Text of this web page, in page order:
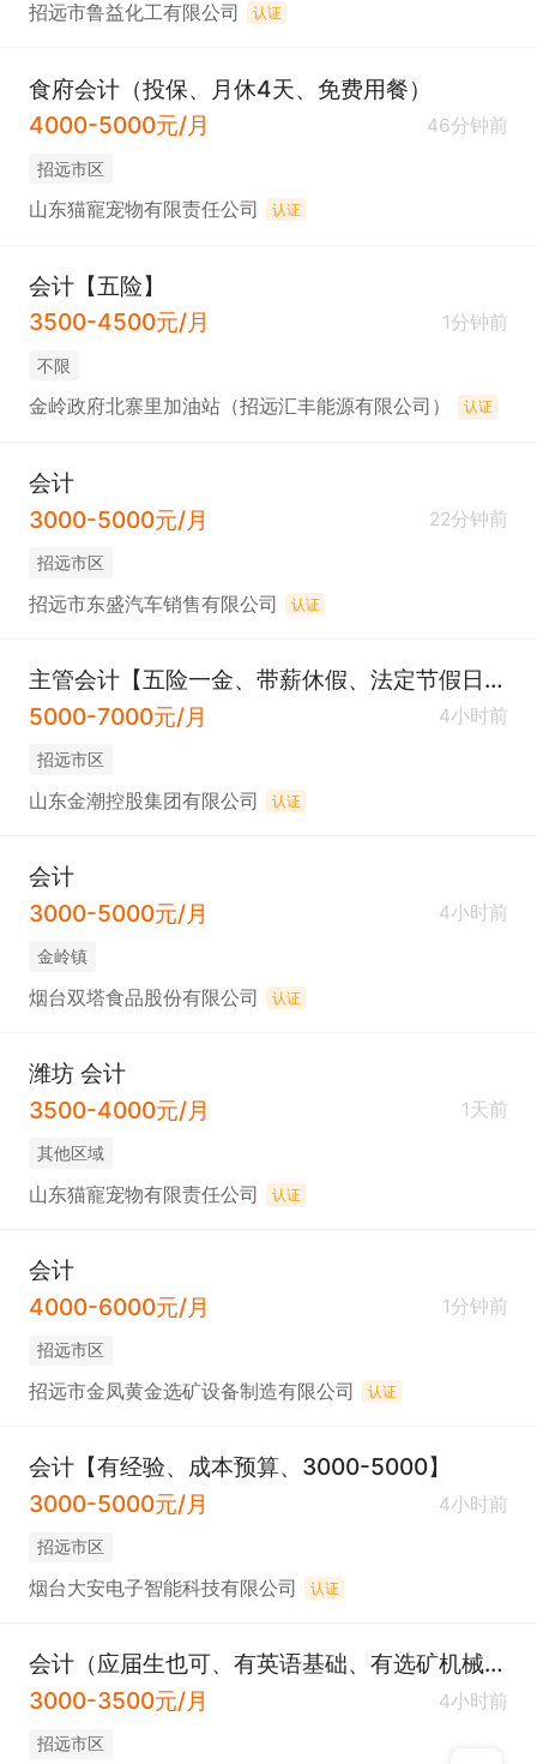
招远市鲁益化工有限公司 认证
食府会计（投保、月休4天、免费用餐）
4000-5000元/月
46分钟前
招远市区
山东猫寵宠物有限责任公司 认证
会计【五险】
3500-4500元/月
1分钟前
不限
金岭政府北寨里加油站（招远汇丰能源有限公司） 认证
会计
3000-5000元/月
22分钟前
招远市区
招远市东盛汽车销售有限公司 认证
主管会计【五险一金、带薪休假、法定节假日、年终奖】
5000-7000元/月
4小时前
招远市区
山东金潮控股集团有限公司 认证
会计
3000-5000元/月
4小时前
金岭镇
烟台双塔食品股份有限公司 认证
潍坊 会计
3500-4000元/月
1天前
其他区域
山东猫寵宠物有限责任公司 认证
会计
4000-6000元/月
1分钟前
招远市区
招远市金凤黄金选矿设备制造有限公司 认证
会计【有经验、成本预算、3000-5000】
3000-5000元/月
4小时前
招远市区
烟台大安电子智能科技有限公司 认证
会计（应届生也可、有英语基础、有选矿机械厂工作经验优先）
3000-3500元/月
4小时前
招远市区